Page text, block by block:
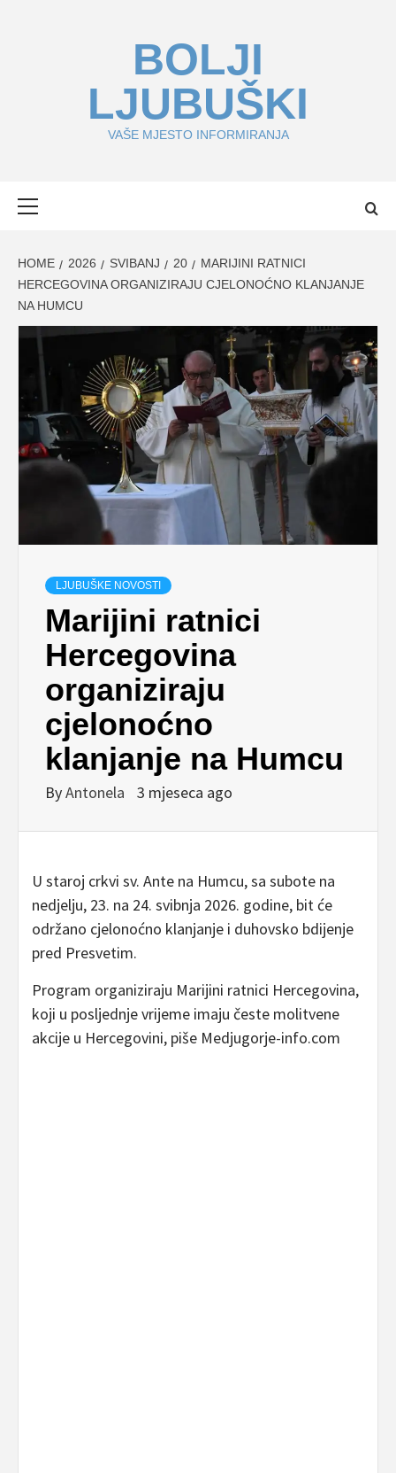
BOLJI
LJUBUŠKI
VAŠE MJESTO INFORMIRANJA
HOME 2026 SVIBANJ 20
MARIJINI RATNICI
HERCEGOVINA ORGANIZIRAJU CJELONOĆNO KLANJANJE
NA HUMCU
LJUBUŠKE NOVOSTI
Marijini ratnici
Hercegovina
organiziraju
cjelonoćno
klanjanje na Humcu
ByAntonela 3 mjeseca ago
U staroj crkvi sv. Ante na Humcu, sa subote na
nedjelju, 23. na 24. svibnja 2026. godine, bit će
održano cjelonoćno klanjanje i duhovsko bdijenje
pred Presvetim.
Program organiziraju Marijini ratnici Hercegovina,
koji u posljednje vrijeme imaju česte molitvene
akcije u Hercegovini, piše Medjugorje-info.com